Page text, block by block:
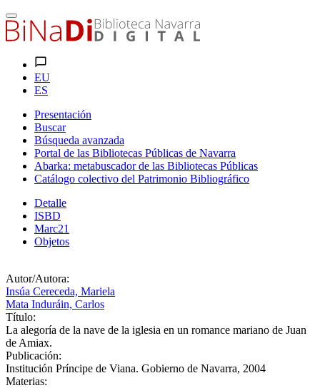
EU
ES
Presentación
Buscar
Búsqueda avanzada
Portal de las Bibliotecas Públicas de Navarra
Abarka: metabuscador de las Bibliotecas Públicas
Catálogo colectivo del Patrimonio Bibliográfico
Detalle
ISBD
Marc21
Objetos
Autor/Autora:
Insúa Cereceda, Mariela
Mata Induráin, Carlos
Título:
La alegoría de la nave de la iglesia en un romance mariano de Juan
de Amiax.
Publicación:
Institución Príncipe de Viana. Gobierno de Navarra, 2004
Materias: